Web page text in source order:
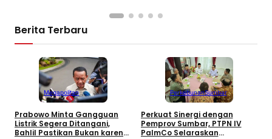
Berita Terbaru
Megapolitan
Prabowo Minta Gangguan
Listrik Segera Ditangani,
Bahlil Pastikan Bukan karena
PerkebunanSumbar
Perkuat Sinergi dengan
Pemprov Sumbar, PTPN IV
PalmCo Selaraskan